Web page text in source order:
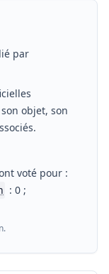
par
objet, son
voté pour :
: 0 ;